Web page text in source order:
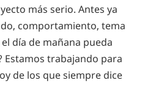
más serio. Antes ya
comportamiento, tema
día de mañana pueda
Estamos trabajando para
de los que siempre dice